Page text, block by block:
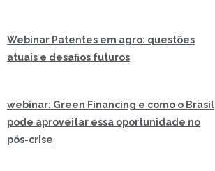
Webinar Patentes em agro: questões
atuais e desafios futuros
webinar: Green Financing e como o Brasil
pode aproveitar essa oportunidade no
pós-crise